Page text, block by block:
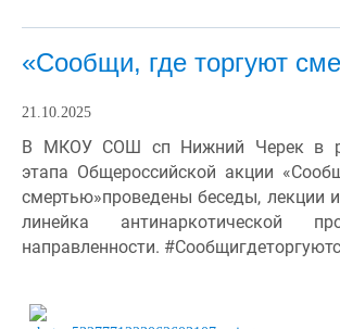
«Сообщи, где торгуют
21.10.2025
В МКОУ СОШ сп Нижний Черек в
этапа Общероссийской акции
смертью»проведены беседы, лекции
линейка антинаркотической
направленности.